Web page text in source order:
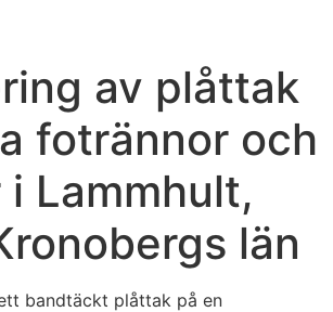
av plåttak
fotrännor och
Lammhult,
län
bandtäckt plåttak på en